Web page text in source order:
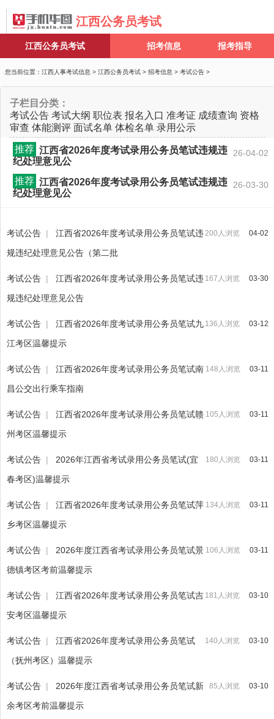
江西公务员考试
江西公务员考试 招考信息 报考指导
您当前位置： 江西人事考试信息 > 江西公务员考试 > 招考信息 > 考试公告 >
子栏目分类：
考试公告 考试大纲 职位表 报名入口 准考证 成绩查询 资格
审查 体能测评 面试名单 体检名单 录用公示
推荐 26-04-02
江西省2026年度考试录用公务员笔试违规违
纪处理意见公
推荐
26-03-30
江西省2026年度考试录用公务员笔试违规违
纪处理意见公
04-02
200人浏览
考试公告 |
江西省2026年度考试录用公务员笔试违
规违纪处理意见公告（第二批
03-30
167人浏览
考试公告 |
江西省2026年度考试录用公务员笔试违
规违纪处理意见公告
03-12
136人浏览
考试公告 |
江西省2026年度考试录用公务员笔试九
江考区温馨提示
03-11
148人浏览
考试公告 |
江西省2026年度考试录用公务员笔试南
昌公交出行乘车指南
03-11
105人浏览
考试公告 |
江西省2026年度考试录用公务员笔试赣
州考区温馨提示
03-11
180人浏览
考试公告 |
2026年江西省考试录用公务员笔试(宜
春考区)温馨提示
03-11
134人浏览
考试公告 |
江西省2026年度考试录用公务员笔试萍
乡考区温馨提示
03-11
106人浏览
考试公告 |
2026年度江西省考试录用公务员笔试景
德镇考区考前温馨提示
03-10
181人浏览
考试公告 |
江西省2026年度考试录用公务员笔试吉
安考区温馨提示
03-10
140人浏览
考试公告 |
江西省2026年度考试录用公务员笔试
（抚州考区）温馨提示
03-10
85人浏览
考试公告 |
2026年度江西省考试录用公务员笔试新
余考区考前温馨提示